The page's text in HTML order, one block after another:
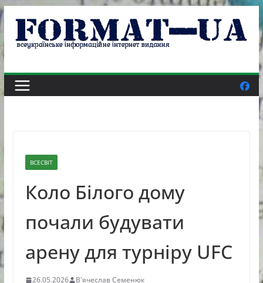
Skip
content
ВСЕСВІТ
Коло Білого дому
почали будувати
арену для турніру UFC
26.05.2026 В'ячеслав Семенюк